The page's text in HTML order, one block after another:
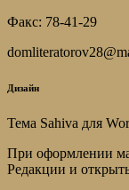
Факс: 78-41-29
Дизайн
Тема Sahiva для
При оформлении
Редакции и